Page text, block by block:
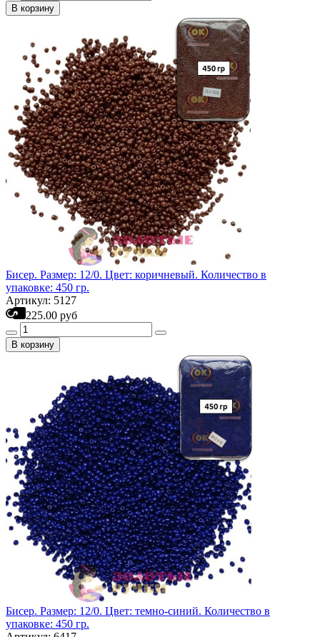
В корзину
Бисер. Размер: 12/0. Цвет: коричневый. Количество в
упаковке: 450 гр.
Артикул: 5127
225.00 руб
В корзину
Бисер. Размер: 12/0. Цвет: темно-синий. Количество в
упаковке: 450 гр.